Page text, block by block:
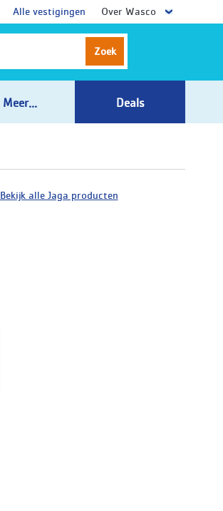
Alle vestigingen Over Wasco
Zoek
Meer... Deals
Bekijk alle Jaga producten